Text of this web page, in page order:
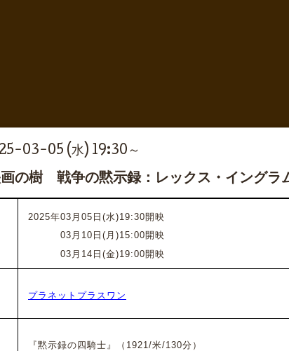
03-05 (水) 19:30～
画の樹 戦争の黙示録：レックス・イングラ
2025年03月05日(水)19:30開映
03月10日(月)15:00開映
03月14日(金)19:00開映
プラネットプラスワン
『黙示録の四騎士』（1921/米/130分）